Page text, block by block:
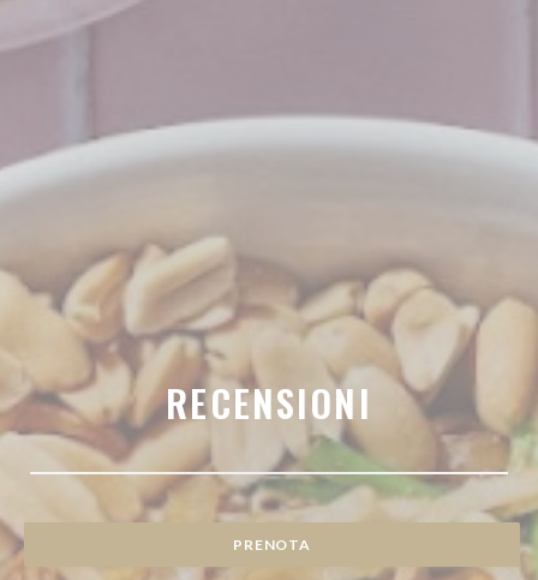
RECENSIONI
PRENOTA